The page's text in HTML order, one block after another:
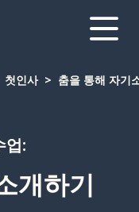
첫인사 춤을 통해 자기
업:
개하기